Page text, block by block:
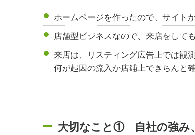
ホームページを作ったので、サイト
店舗型ビジネスなので、来店をして
来店は、リスティング広告上では観
何が起因の流入か店鋪上できちんと
大切なこと① 自社の強み